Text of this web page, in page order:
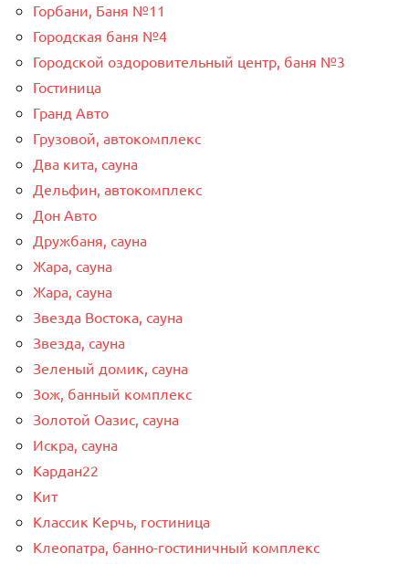
Горбани, Баня №11
Городская баня №4
Городской оздоровительный центр, баня №3
Гостиница
Гранд Авто
Грузовой, автокомплекс
Два кита, сауна
Дельфин, автокомплекс
Дон Авто
Дружбаня, сауна
Жара, сауна
Жара, сауна
Звезда Востока, сауна
Звезда, сауна
Зеленый домик, сауна
Зож, банный комплекс
Золотой Оазис, сауна
Искра, сауна
Кардан22
Кит
Классик Керчь, гостиница
Клеопатра, банно-гостиничный комплекс